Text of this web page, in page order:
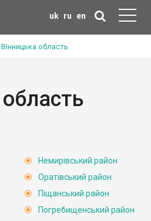
uk ru en
Вінницька область
Немирівський район
Оратівський район
Піщанський район
Погребищенський район